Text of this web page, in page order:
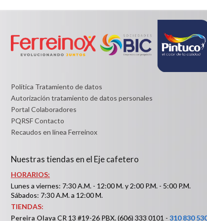
Detalles
Política Tratamiento de datos
Autorización tratamiento de datos personales
Portal Colaboradores
PQRSF Contacto
Recaudos en línea Ferreinox
Nuestras tiendas en el Eje cafetero
HORARIOS:
Lunes a viernes: 7:30 A.M. - 12:00 M. y 2:00 P.M. - 5:00 P.M.
Sábados: 7:30 A.M. a 12:00 M.
TIENDAS:
Pereira Olaya CR 13 #19-26 PBX. (606) 333 0101 - 310 830